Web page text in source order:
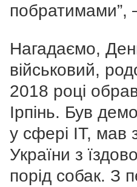
побратимами”,
Нагадаємо,
військовий,
2018 році
Ірпінь. Був
у сфері IT, мав
України з
порід собак. З